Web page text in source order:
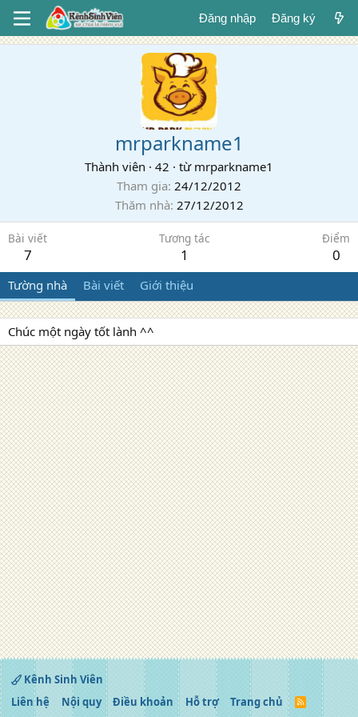
Đăng nhập Đăng ký
mrparkname1
Thành viên · 42 · từ mrparkname1
Tham gia 24/12/2012
Thăm nhà 27/12/2012
Bài viết
7
Tương tác
1
Điểm
0
Tường nhà Bài viết Giới thiệu
Chúc một ngày tốt lành ^^
Kênh Sinh Viên
Liên hệ
Nội quy Điều khoản Hỗ trợ Trang chủ
R